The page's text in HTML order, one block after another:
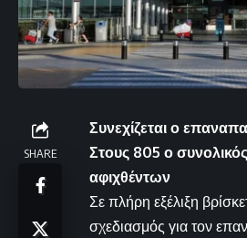
SHARE
Συνεχίζεται ο
Στους 805 ο
αφιχθέντων
Σε πλήρη εξέλιξη
σχεδιασμός για τον